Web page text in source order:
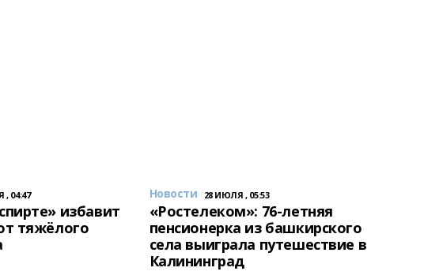
04:47
избавит
тяжёлого
Новости 28 ИЮЛЯ , 05:53
«Ростелеком»: 76-летняя
пенсионерка из башкирского
села выиграла путешествие в
Калининград